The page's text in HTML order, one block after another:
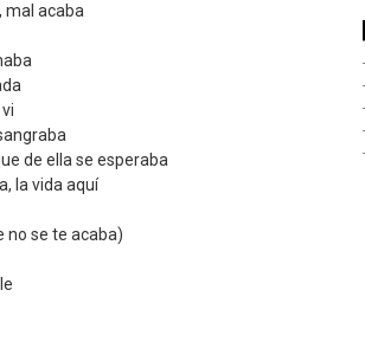
mal acaba
de ella se esperaba
la vida aquí
no se te acaba)